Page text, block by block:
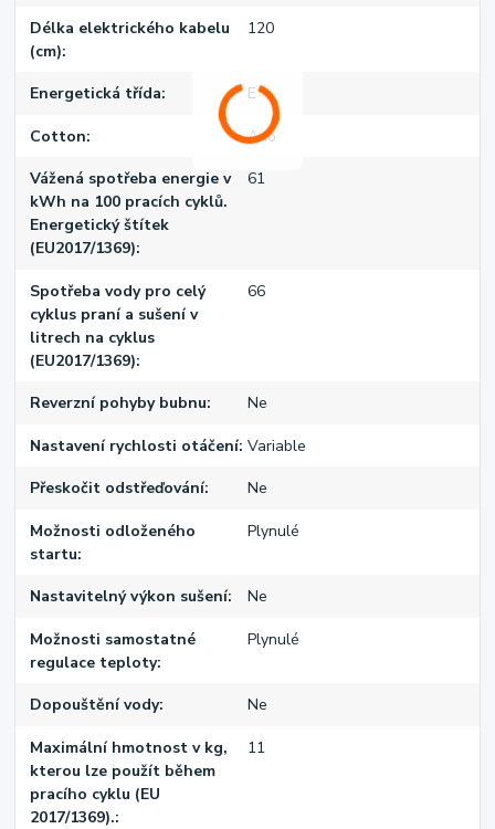
Délka elektrického kabelu
(cm)
120
Energetická třída E
Cotton Ano
Vážená spotřeba energie v
kWh na 100 pracích cyklů.
Energetický štítek
(EU2017/1369)
61
Spotřeba vody pro celý
cyklus praní a sušení v
litrech na cyklus
(EU2017/1369)
66
Reverzní pohyby bubnu Ne
Nastavení rychlosti otáčení Variable
Přeskočit odstřeďování Ne
Možnosti odloženého
startu
Plynulé
Nastavitelný výkon sušení Ne
Možnosti samostatné
regulace teploty
Plynulé
Dopouštění vody Ne
Maximální hmotnost v kg,
kterou lze použít během
pracího cyklu (EU
2017/1369).
11